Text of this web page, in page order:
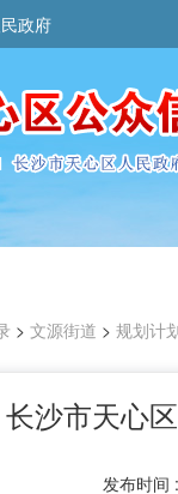
政府
> 文源街道 > 规划计
长沙市天心
发布时间